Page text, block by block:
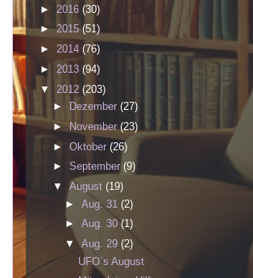
► 2016 (30)
►2015(51)
► 2014 (76)
► 2013 (94)
▼ 2012 (203)
►
Dezember (27)
► November(23)
► Oktober (26)
► September (9)
▼ August (19)
►Aug. 31(2)
►Aug. 30(1)
▼Aug. 29(2)
UFO´s August